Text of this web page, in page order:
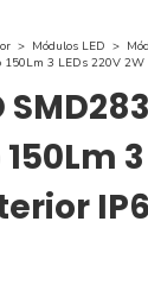
> Módulos LED >
150Lm 3 LEDs 220V
3